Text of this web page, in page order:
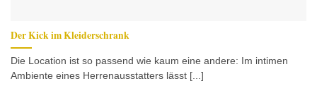
Der Kick im Kleiderschrank
Die Location ist so passend wie kaum eine andere: Im intimen
Ambiente eines Herrenausstatters lässt [...]